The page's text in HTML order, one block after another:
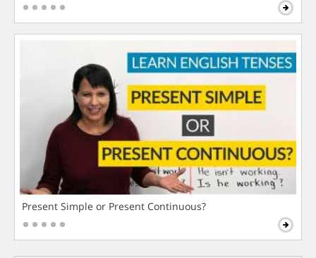
Present Simple or Present Continuous?